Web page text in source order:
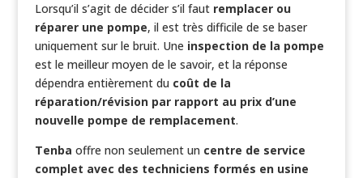
Lorsqu’il s’agit de décider s’il faut remplacer ou
réparer une pompe, il est très difficile de se baser
uniquement sur le bruit. Une inspection de la pompe
est le meilleur moyen de le savoir, et la réponse
dépendra entièrement du coût de la
réparation/révision par rapport au prix d’une
nouvelle pompe de remplacement.
Tenba offre non seulement un centre de service
complet avec des techniciens formés en usine